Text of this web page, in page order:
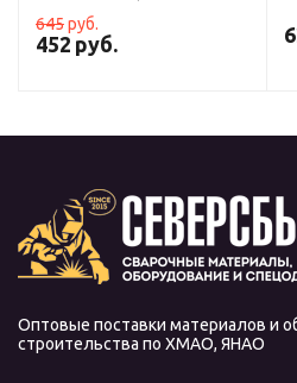
645руб.
452 руб.
Оптовые поставки материалов и
строительства по ХМАО, ЯНАО